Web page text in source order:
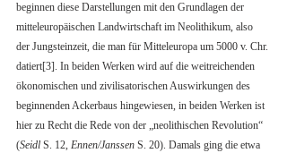
beginnen diese Darstellungen mit den Grundlagen der
mitteleuropäischen Landwirtschaft im Neolithikum, also
der Jungsteinzeit, die man für Mitteleuropa um 5000 v. Chr.
datiert[3]. In beiden Werken wird auf die weitreichenden
ökonomischen und zivilisatorischen Auswirkungen des
beginnenden Ackerbaus hingewiesen, in beiden Werken ist
hier zu Recht die Rede von der „neolithischen Revolution“
(Seidl S. 12, Ennen/Janssen S. 20). Damals ging die etwa